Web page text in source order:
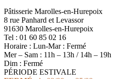
Pâtisserie Marolles-en-Hurepoix
8 rue Panhard et Levassor
91630 Marolles-en-Hurepoix
Tel : 01 60 85 02 16
Horaire : Lun-Mar : Fermé
Mer – Sam : 11h – 13h / 14h – 19h
Dim : Fermé
PÉRIODE ESTIVALE